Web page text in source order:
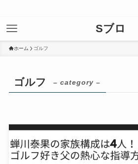
Sブロ
ホーム ゴルフ
ゴルフ – category –